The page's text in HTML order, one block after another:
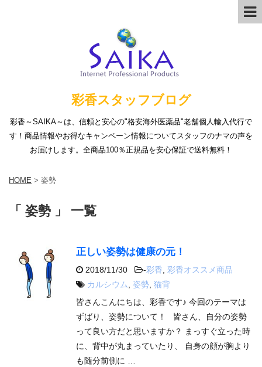
彩香スタッフブログ
彩香～SAIKA～は、信頼と安心の"格安海外医薬品"老舗個人輸入代行で
す！商品情報やお得なキャンペーン情報についてスタッフのナマの声を
お届けします。全商品100％正規品を安心保証で送料無料！
HOME > 姿勢
「 姿勢 」 一覧
正しい姿勢は健康の元！
2018/11/30 -彩香
彩香オススメ商品
カルシウム
姿勢 猫背
皆さんこんにちは、彩香です♪ 今回のテーマは
ずばり、姿勢について！ 皆さん、自分の姿勢
って良い方だと思いますか？ まっすぐ立った時
に、背中が丸まっていたり、 自身の顔が胸より
も随分前側に …